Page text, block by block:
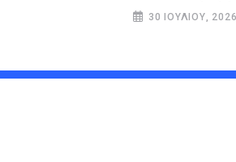
30 ΙΟΥΛΊΟΥ, 2026